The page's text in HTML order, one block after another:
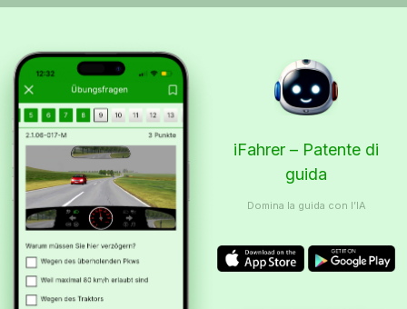
iFahrer – Patente di
guida
Domina la guida con l’IA